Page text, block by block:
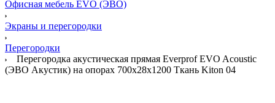
Офисная мебель EVO (ЭВО)
Экраны и перегородки
Перегородки
Перегородка акустическая прямая Everprof EVO Acoustic
(ЭВО Акустик) на опорах 700х28х1200 Ткань Kiton 04